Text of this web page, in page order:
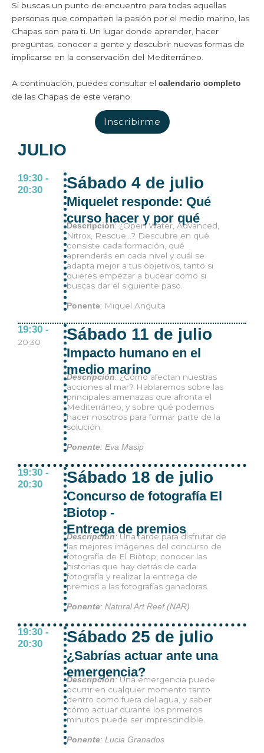
Si buscas un punto de encuentro para todas aquellas
personas que comparten la pasión por el medio marino, las
Chapas son para ti. Un lugar donde aprender, hacer
preguntas, conocer a gente y descubrir nuevas formas de
implicarse en la conservación del Mediterráneo.
A continuación, puedes consultar el calendario completo
de las Chapas de este verano.
Inscribirme
JULIO
19:30 -
20:30
Sábado 4 de julio
Miquelet responde: Qué
curso hacer y por qué
Descripción: ¿Open Water, Advanced,
Nitrox, Rescue...? Descubre en qué
consiste cada formación, qué
aprenderás en cada nivel y cuál se
adapta mejor a tus objetivos, tanto si
quieres empezar a bucear como si
buscas dar el siguiente paso.
Ponente: Miquel Anguita
19:30 -
20:30 Sábado 11 de julio
Impacto humano en el
medio marino
Descripción : ¿Cómo afectan nuestras
acciones al mar? Hablaremos sobre las
principales amenazas que afronta el
Mediterráneo, y sobre qué podemos
hacer nosotros para formar parte de la
solución.
Ponente: Eva Masip
19:30 -
20:30
Sábado 18 de julio
Concurso de fotografía El
Biotop -
Entrega de premios
Descripción : Una tarde para disfrutar de
las mejores imágenes del concurso de
fotografía de El Biòtop, conocer las
historias que hay detrás de cada
fotografía y realizar la entrega de
premios a las fotografías ganadoras.
Ponente: Natural Art Reef (NAR)
19:30 -
20:30
Sábado 25 de julio
¿Sabrías actuar ante una
emergencia?
Descripción : Una emergencia puede
ocurrir en cualquier momento tanto
dentro como fuera del agua, y saber
cómo actuar durante los primeros
minutos puede ser imprescindible.
Ponente: Lucia Granados